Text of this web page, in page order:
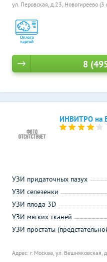
ул. Перовская, д.23, Новогиреево (3
8
ИНВИТРО на
Адрес: г. Москва, ул. Вешняковская,
УЗИ придаточных пазух
УЗИ селезенки
УЗИ плода 3D
УЗИ мягких тканей
УЗИ простаты